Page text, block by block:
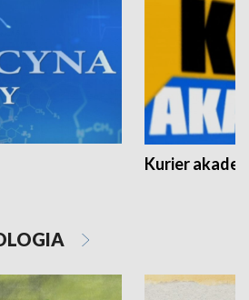
Kurier